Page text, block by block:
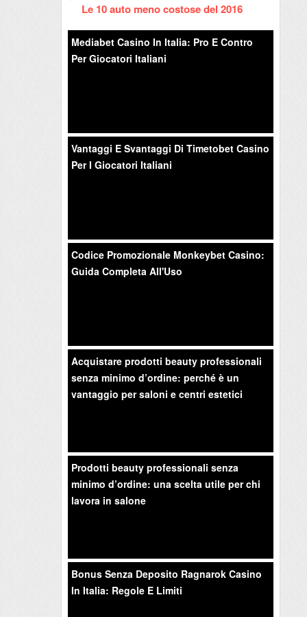
Le 10 auto meno costose del 2016
Mediabet Casino In Italia: Pro E Contro
Per Giocatori Italiani
Vantaggi E Svantaggi Di Timetobet Casino
Per I Giocatori Italiani
Codice Promozionale Monkeybet Casino:
Guida Completa All'Uso
Acquistare prodotti beauty professionali
senza minimo d’ordine: perché è un
vantaggio per saloni e centri estetici
Prodotti beauty professionali senza
minimo d’ordine: una scelta utile per chi
lavora in salone
Bonus Senza Deposito Ragnarok Casino
In Italia: Regole E Limiti